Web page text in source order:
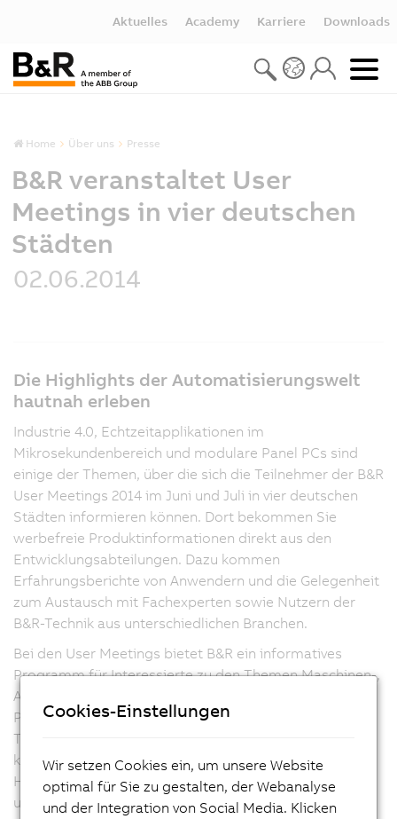
Aktuelles Academy Karriere Downloads
Home Über uns Presse
B&R veranstaltet User
Meetings in vier deutschen
Städten
02.06.2014
Die Highlights der Automatisierungswelt
hautnah erleben
Industrie 4.0, Echtzeitapplikationen im
Mikrosekundenbereich und modulare Panel PCs sind
einige der Themen, über die sich die Teilnehmer der B&R
User Meetings 2014 im Juni und Juli in vier deutschen
Städten informieren können. Dort bekommen Sie
werbefreie Produktinformationen direkt aus den
Entwicklungsabteilungen. Dazu kommen
Erfahrungsberichte von Anwendern und die Gelegenheit
zum Austausch mit Fachexperten sowie Nutzern der
B&R-Technik aus unterschiedlichen Branchen.
Bei den User Meetings bietet B&R ein informatives
Programm für Interessierte zu den Themen Maschinen-,
Anlagen- und Fabrikautomatisierung sowie
Prozessleittechnik. Darüber hinaus finden die
Teilnehmer vor und nach dem offiziellen Programm
kompetente Ansprechpartner auf der informativen
Hausmesse. Dort können Hardwareprodukte in Aktion
und B&R-Softwaretools live erlebt werden.
Cookies-Einstellungen
Wir setzen Cookies ein, um unsere Website
optimal für Sie zu gestalten, der Webanalyse
und der Integration von Social Media. Klicken